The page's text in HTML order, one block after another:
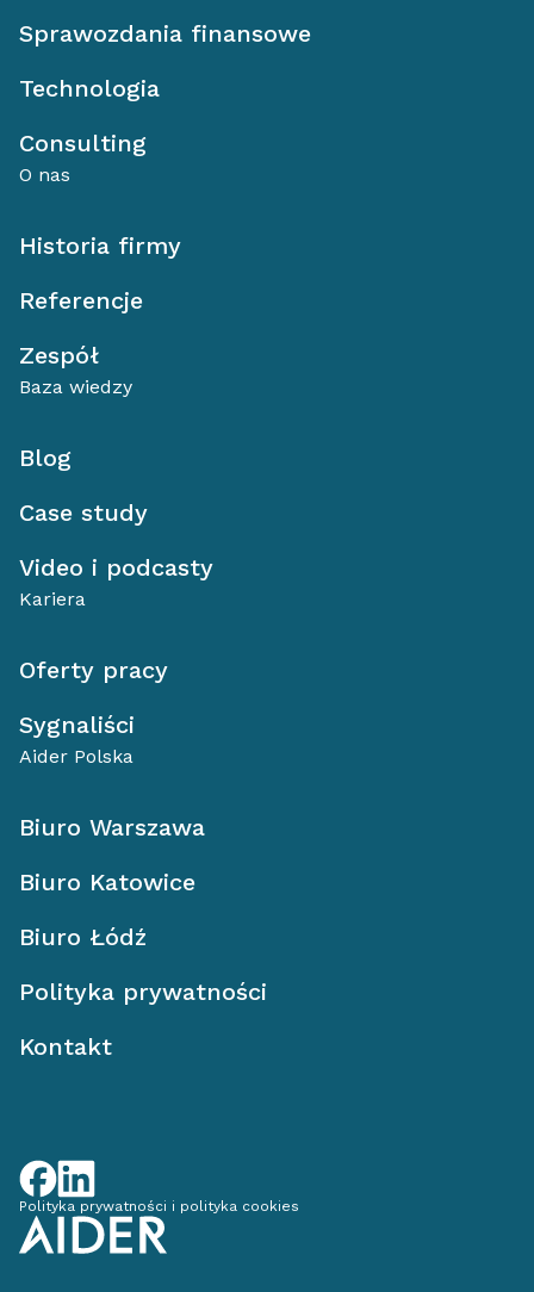
Sprawozdania finansowe
Technologia
Consulting
O nas
Historia firmy
Referencje
Zespół
Baza wiedzy
Blog
Case study
Video i podcasty
Kariera
Oferty pracy
Sygnaliści
Aider Polska
Biuro Warszawa
Biuro Katowice
Biuro Łódź
Polityka prywatności
Kontakt
Polityka prywatności i polityka cookies